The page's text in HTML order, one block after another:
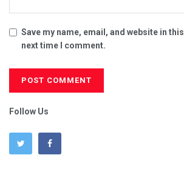
Save my name, email, and website in
next time I comment.
Follow Us